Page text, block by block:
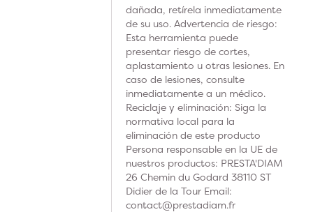
dañada, retírela inmediatamente
de su uso. Advertencia de riesgo:
Esta herramienta puede
presentar riesgo de cortes,
aplastamiento u otras lesiones. En
caso de lesiones, consulte
inmediatamente a un médico.
Reciclaje y eliminación: Siga la
normativa local para la
eliminación de este producto
Persona responsable en la UE de
nuestros productos: PRESTA'DIAM
26 Chemin du Godard 38110 ST
Didier de la Tour Email:
contact@prestadiam.fr